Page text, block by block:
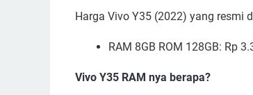
Harga Vivo Y35 (2022) yang resmi
RAM 8GB ROM 128GB: Rp
Vivo Y35 RAM nya berapa?